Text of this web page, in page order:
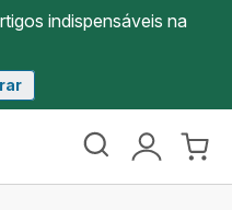
indispensáveis na
O